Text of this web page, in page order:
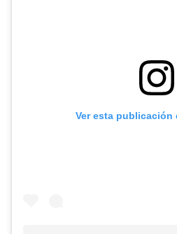
Ver esta publicación